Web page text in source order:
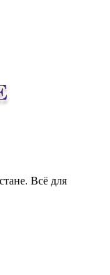
Всё для